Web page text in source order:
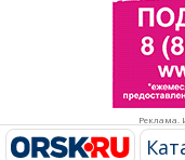
Реклама.
Развлечения и отдых
Спорт Фитнес
Недвижимость
Красота